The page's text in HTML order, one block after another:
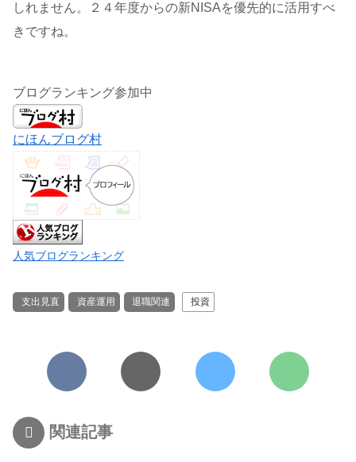
しれません。２４年度からの新NISAを優先的に活用すべ
きですね。
ブログランキング参加中
にほんブログ村
人気ブログランキング
支出見直 資産運用 退職関連 投資
関連記事